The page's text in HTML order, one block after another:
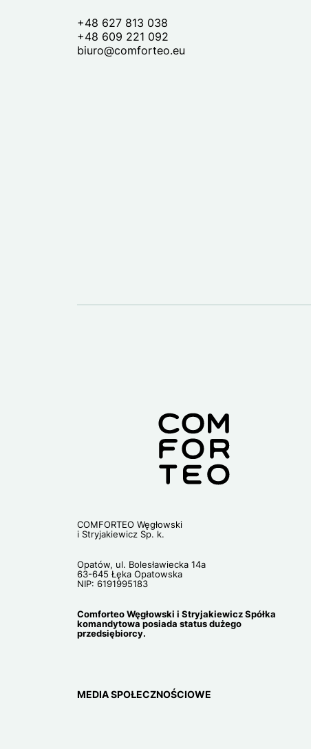
+48 627 813 038
+48 609 221 092
biuro@comforteo.eu
COMFORTEO Węgłowski
i Stryjakiewicz Sp. k.
Opatów, ul. Bolesławiecka 14a
63-645 Łęka Opatowska
NIP: 6191995183
Comforteo Węgłowski i Stryjakiewicz Spółka
komandytowa posiada status dużego
przedsiębiorcy.
MEDIA SPOŁECZNOŚCIOWE